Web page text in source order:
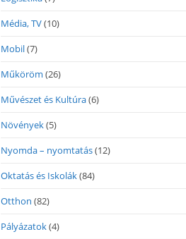
Média, TV(10)
Mobil(7)
Műköröm (26)
Művészet és Kultúra(6)
Növények(5)
Nyomda – nyomtatás(12)
Oktatás és Iskolák(84)
Otthon (82)
Pályázatok(4)